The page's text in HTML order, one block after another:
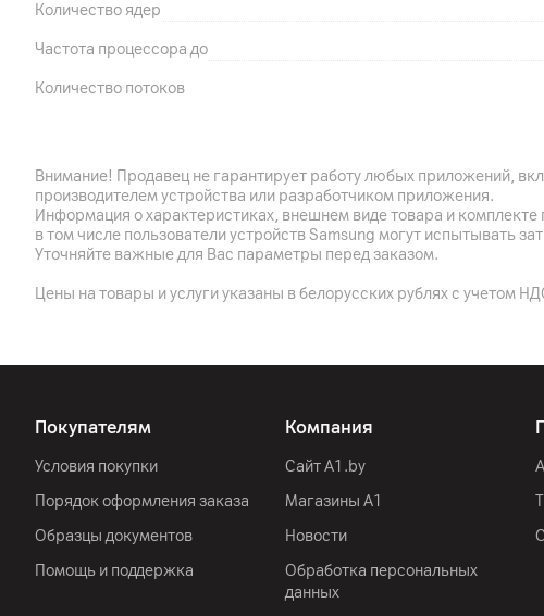
Количество ядер
Частота процессора до
Количество потоков
Кэш память процессора
Графический ускоритель
Камера
Разрешение видео
Корпус
Внимание! Продавец не гарантирует работу любых приложений,
производителем устройства или разработчиком приложения.
Информация о характеристиках, внешнем виде товара и
в том числе пользователи устройств Samsung могут испытывать
Уточняйте важные для Вас параметры перед заказом.
Цены на товары и услуги указаны в белорусских рублях с учетом
Покупателям
Условия покупки
Порядок оформления заказа
Образцы документов
Помощь и поддержка
Компания
Сайт A1.by
Магазины А1
Новости
Обработка персональных
данных